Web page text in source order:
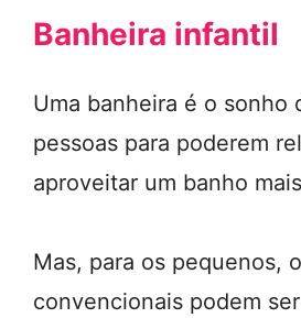
Banheira infantil
Uma banheira é o sonho
pessoas para poderem
aproveitar um banho
Mas, para os pequenos,
convencionais podem